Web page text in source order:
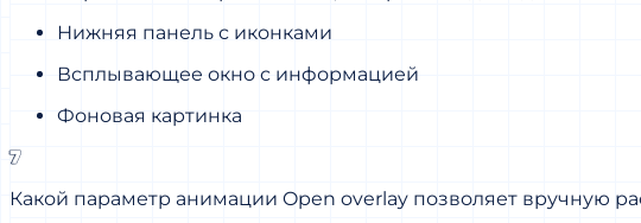
Нижняя панель с иконками
Всплывающее окно с информацией
Фоновая картинка
7
Какой параметр анимации Open overlay позволяет вручную